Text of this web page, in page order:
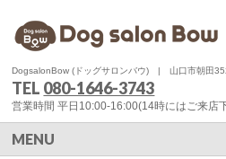
DogsalonBow (ドッグサロンバウ) | 山口市朝田
TEL 080-1646-3743
営業時間 平日10:00-16:00(14時にはご来店
MENU